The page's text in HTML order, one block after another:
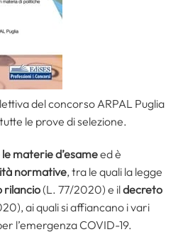
del concorso ARPAL Puglia
le prove di selezione.
materie d’esameed è
normative, tra le quali la legge
rilancio(L. 77/2020) e ildecreto
ai quali si affiancano i vari
l’emergenza COVID-19.